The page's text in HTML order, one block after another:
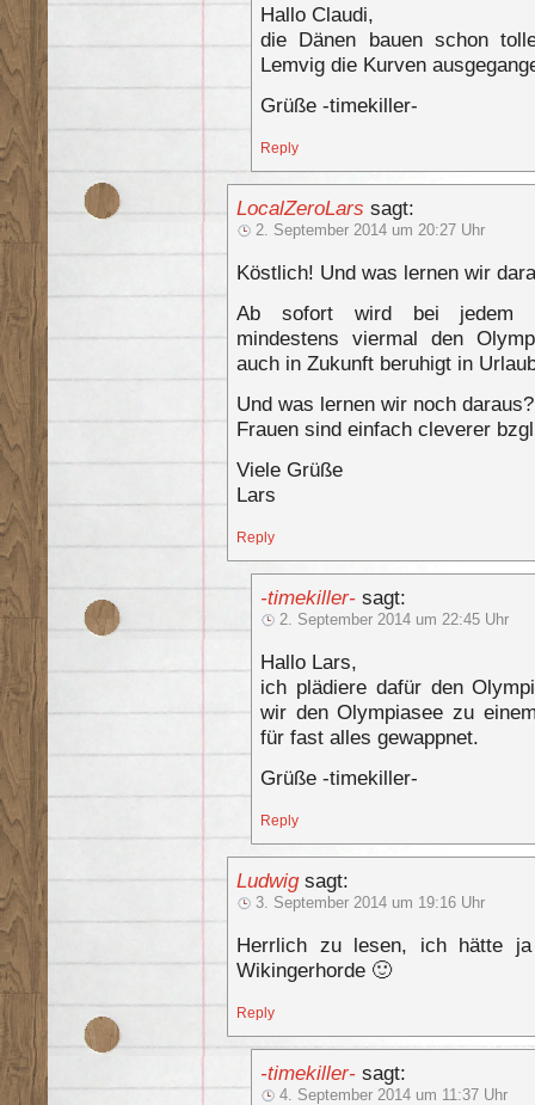
Hallo Claudi,
die Dänen bauen schon
Lemvig die Kurven
Grüße -timekiller-
Reply
LocalZeroLars sagt:
2. September 2014 um 20:27 Uhr
Köstlich! Und was lernen wir
Ab sofort wird bei jedem
mindestens viermal den
auch in Zukunft beruhigt in
Und was lernen wir noch daraus?
Frauen sind einfach cleverer
Viele Grüße
Lars
Reply
-timekiller- sagt:
2. September 2014 um 22:45 Uhr
Hallo Lars,
ich plädiere dafür den
wir den Olympiasee zu
für fast alles gewappnet.
Grüße -timekiller-
Reply
Ludwig sagt:
3. September 2014 um 19:16 Uhr
Herrlich zu lesen, ich hätte
Wikingerhorde 🙂
Reply
-timekiller- sagt:
4. September 2014 um 11:37 Uhr